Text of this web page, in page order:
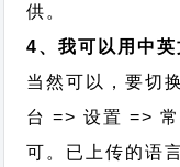
供。
4、我可以用中英
当然可以，要切
台 => 设置 =>
可。已上传的语